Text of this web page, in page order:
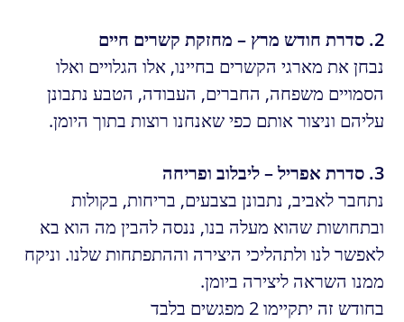
2. סדרת חודש מרץ – מחזקת קשרים חיים
נבחן את מארגי הקשרים בחיינו, אלו הגלויים ואלו
הסמויים משפחה, החברים, העבודה, הטבע נתבונן
עליהם וניצור אותם כפי שאנחנו רוצות בתוך היומן.
3. סדרת אפריל – ליבלוב ופריחה
נתחבר לאביב, נתבונן בצבעים, בריחות, בקולות
ובתחושות שהוא מעלה בנו, ננסה להבין מה הוא בא
לאפשר לנו ולתהליכי היצירה וההתפתחות שלנו. וניקח
ממנו השראה ליצירה ביומן.
בחודש זה יתקיימו 2 מפגשים בלבד